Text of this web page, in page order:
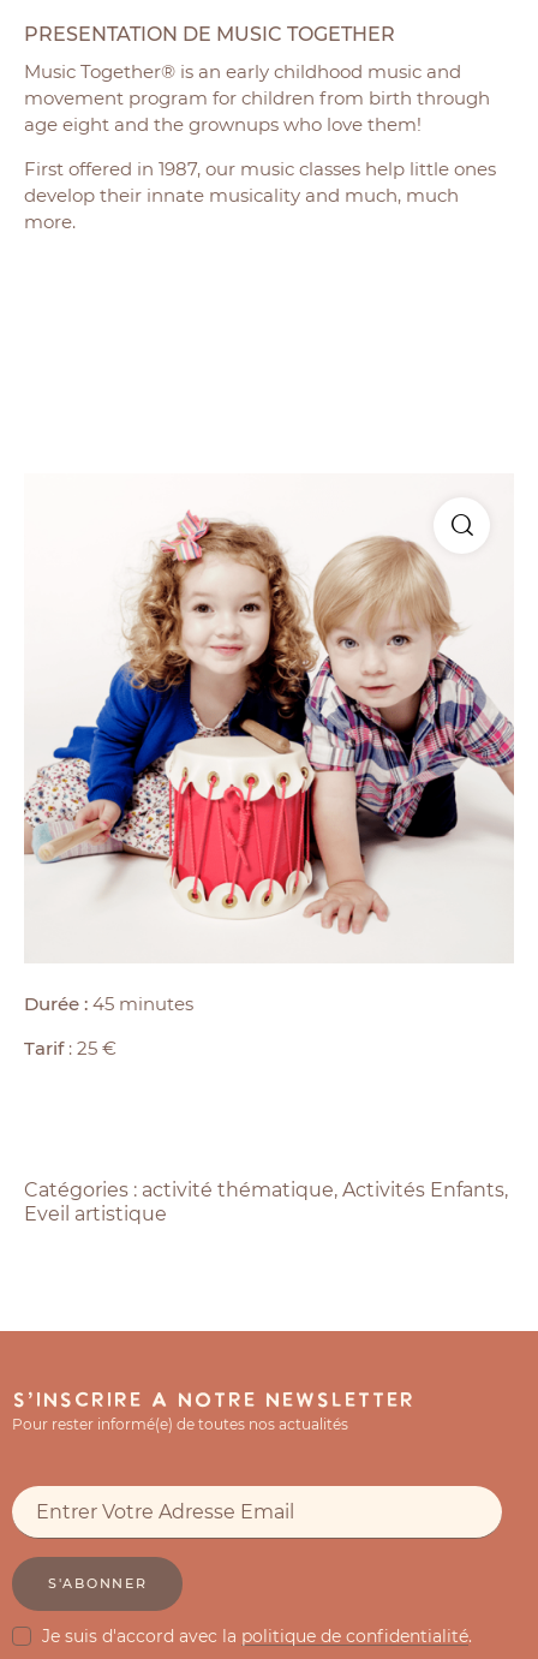
PRESENTATION DE MUSIC TOGETHER
Music Together® is an early childhood music and
movement program for children from birth through
age eight and the grownups who love them!
First offered in 1987, our music classes help little ones
develop their innate musicality and much, much
more.
Durée : 45 minutes
Tarif: 25 €
Catégories : activité thématique, Activités Enfants,
Eveil artistique
S'inscrire à notre newsletter
Pour rester informé(e) de toutes nos actualités
S'ABONNER
Je suis d'accord avec la politique de confidentialité.